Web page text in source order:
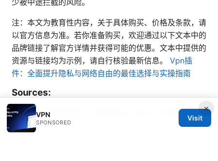
注：本文为教育性内容，关于具体购买、价格及条款，请
以官方信息为准。若你准备购买，欢迎通过以下文本中的
品牌链接了解官方详情并获得可能的优惠。文本中提供的
资源与链接均为示例，请自行核验最新信息。 Vpn插
件：全面提升隐私与网络自由的最佳选择与实操指南
Sources:
Try vpn 的完整指南：在中国使用、选择、设置和优化
VPN的实用技巧
×
VPN
SPONSORED
Visit